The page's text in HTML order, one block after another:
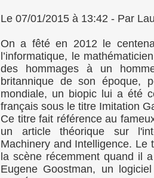
Le 07/01/2015 à 13:42 - Par
On a fêté en 2012 le
l’informatique, le
des hommages à un
britannique de son époque,
mondiale, un biopic lui a été
français sous le titre Imitation
Ce titre fait référence au
un article théorique sur
Machinery and Intelligence. Le
la scène récemment quand il
Eugene Goostman, un